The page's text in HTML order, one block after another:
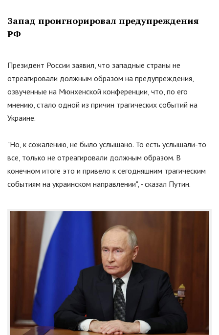
Запад проигнорировал предупреждения
РФ
Президент России заявил, что западные страны не
отреагировали должным образом на предупреждения,
озвученные на Мюнхенской конференции, что, по его
мнению, стало одной из причин трагических событий на
Украине.
"Но, к сожалению, не было услышано. То есть услышали-то
все, только не отреагировали должным образом. В
конечном итоге это и привело к сегодняшним трагическим
событиям на украинском направлении", - сказал Путин.